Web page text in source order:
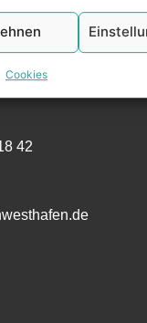
Cookies
41
42